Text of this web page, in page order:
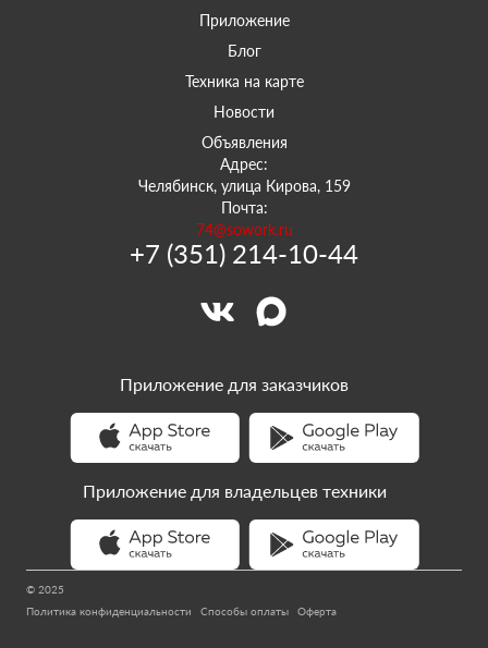
Приложение
Блог
Техника на карте
Новости
Объявления
Адрес:
Челябинск, улица Кирова, 159
Почта:
74@sowork.ru
+7 (351) 214-10-44
© 2025
Политика конфиденциальности
Способы оплаты Оферта
Приложение для заказчиков
Приложение для владельцев техники